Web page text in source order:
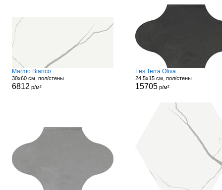
Marmo Bianco
30x60 см, пол/стены
6812 р/м²
Fes Terra Oliva
24.5x15 см, пол/стены
15705р/м²